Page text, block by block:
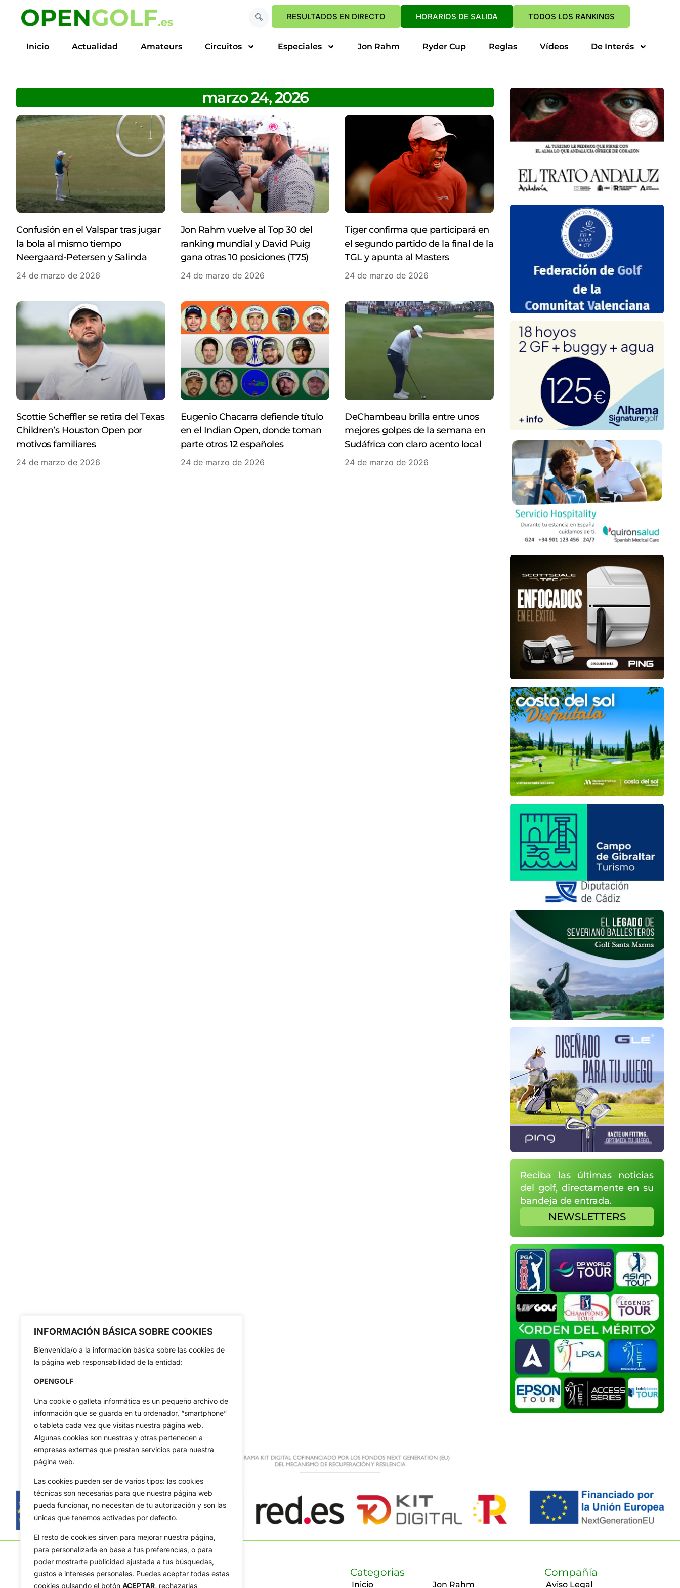
INFORMACIÓN BÁSICA SOBRE COOKIES
Bienvenida/o a la información básica sobre las cookies de
la página web responsabilidad de la entidad:
OPENGOLF
Una cookie o galleta informática es un pequeño archivo de
información que se guarda en tu ordenador, “smartphone”
o tableta cada vez que visitas nuestra página web.
Algunas cookies son nuestras y otras pertenecen a
empresas externas que prestan servicios para nuestra
página web.
Las cookies pueden ser de varios tipos: las cookies
técnicas son necesarias para que nuestra página web
pueda funcionar, no necesitan de tu autorización y son las
únicas que tenemos activadas por defecto.
El resto de cookies sirven para mejorar nuestra página,
para personalizarla en base a tus preferencias, o para
poder mostrarte publicidad ajustada a tus búsquedas,
gustos e intereses personales. Puedes aceptar todas estas
cookies pulsando el botón ACEPTAR, rechazarlas
RESULTADOS EN DIRECTO HORARIOS DE SALIDA TODOS LOS RANKINGS
Inicio Actualidad Amateurs Circuitos Especiales Jon Rahm Ryder Cup Reglas Vídeos De Interés
marzo 24, 2026
Confusión en el Valspar tras jugar
la bola al mismo tiempo
Neergaard-Petersen y Salinda
24 de marzo de 2026
Jon Rahm vuelve al Top 30 del
ranking mundial y David Puig
gana otras 10 posiciones (T75)
24 de marzo de 2026
Tiger confirma que participará en
el segundo partido de la final de la
TGL y apunta al Masters
24 de marzo de 2026
Scottie Scheffler se retira del Texas
Children’s Houston Open por
motivos familiares
24 de marzo de 2026
Eugenio Chacarra defiende título
en el Indian Open, donde toman
parte otros 12 españoles
24 de marzo de 2026
DeChambeau brilla entre unos
mejores golpes de la semana en
Sudáfrica con claro acento local
24 de marzo de 2026
Reciba las últimas noticias
del golf, directamente en su
bandeja de entrada.
NEWSLETTERS
Categorias
Inicio Jon Rahm
Compañía
Aviso Legal